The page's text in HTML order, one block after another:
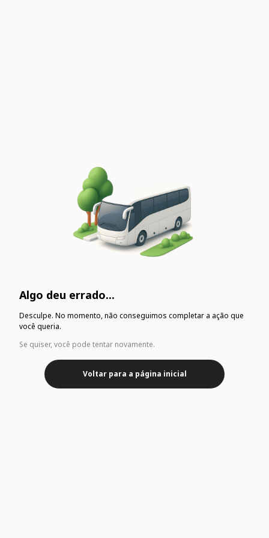
Algo deu errado...
Desculpe. No momento, não conseguimos completar a ação que
você queria.
Se quiser, você pode tentar novamente.
Voltar para a página inicial